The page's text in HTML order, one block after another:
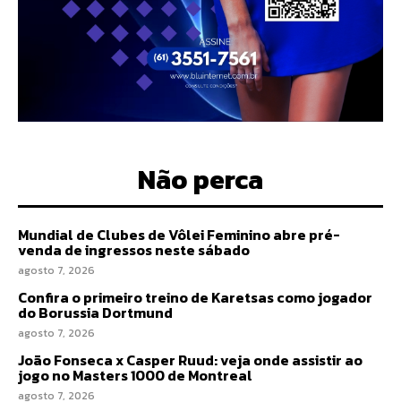
Não perca
Mundial de Clubes de Vôlei Feminino abre pré-
venda de ingressos neste sábado
agosto 7, 2026
Confira o primeiro treino de Karetsas como jogador
do Borussia Dortmund
agosto 7, 2026
João Fonseca x Casper Ruud: veja onde assistir ao
jogo no Masters 1000 de Montreal
agosto 7, 2026